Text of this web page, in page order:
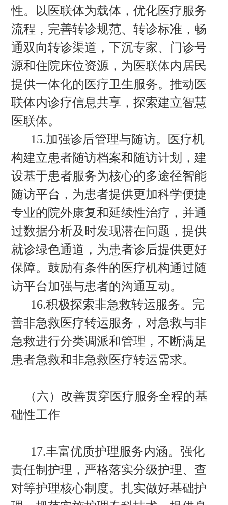
性。以医联体为载体，优化医疗服务
流程，完善转诊规范、转诊标准，畅
通双向转诊渠道，下沉专家、门诊号
源和住院床位资源，为医联体内居民
提供一体化的医疗卫生服务。推动医
联体内诊疗信息共享，探索建立智慧
医联体。
15.加强诊后管理与随访。医疗机
构建立患者随访档案和随访计划，建
设基于患者服务为核心的多途径智能
随访平台，为患者提供更加科学便捷
专业的院外康复和延续性治疗，并通
过数据分析及时发现潜在问题，提供
就诊绿色通道，为患者诊后提供更好
保障。鼓励有条件的医疗机构通过随
访平台加强与患者的沟通互动。
16.积极探索非急救转运服务。完
善非急救医疗转运服务，对急救与非
急救进行分类调派和管理，不断满足
患者急救和非急救医疗转运需求。
（六）改善贯穿医疗服务全程的基
础性工作
17.丰富优质护理服务内涵。强化
责任制护理，严格落实分级护理、查
对等护理核心制度。扎实做好基础护